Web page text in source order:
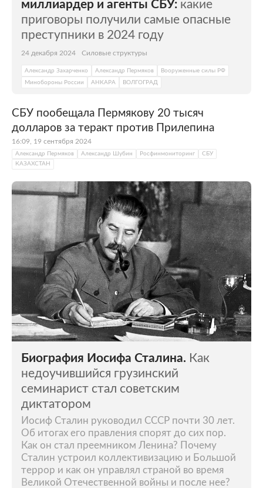
миллиардер и агенты СБУ: какие
приговоры получили самые опасные
преступники в 2024 году
24 декабря 2024 Силовые структуры
Александр Захарченко Александр Пермяков
Вооруженные силы РФ
Минобороны России
АНКАРА ВОЛГОГРАД
СБУ пообещала Пермякову 20 тысяч
долларов за теракт против Прилепина
16:09, 19 сентября 2024
Александр Пермяков Александр Шубин Росфинмониторинг
СБУ
КАЗАХСТАН
Биография Иосифа Сталина. Как
недоучившийся грузинский
семинарист стал советским
диктатором
Иосиф Сталин руководил СССР почти 30 лет.
Об итогах его правления спорят до сих пор.
Как он стал преемником Ленина? Почему
Сталин устроил коллективизацию и Большой
террор и как он управлял страной во время
Великой Отечественной войны и после нее?